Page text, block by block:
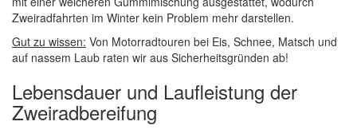
Zweiradfahrten im Winter kein Problem mehr darstellen.
Gut zu wissen: Von Motorradtouren bei Eis, Schnee, Matsch und
auf nassem Laub raten wir aus Sicherheitsgründen ab!
Lebensdauer und Laufleistung der
Zweiradbereifung